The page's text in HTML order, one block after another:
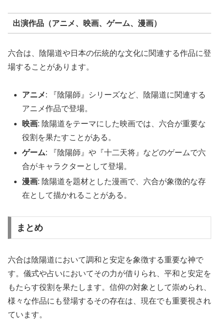
出演作品（アニメ、映画、ゲーム、漫画）
六合は、陰陽道や日本の伝統的な文化に関連する作品に登
場することがあります。
アニメ: 『陰陽師』シリーズなど、陰陽道に関連する
アニメ作品で登場。
映画: 陰陽道をテーマにした映画では、六合が重要な
役割を果たすことがある。
ゲーム: 『陰陽師』や『十二天将』などのゲームで六
合がキャラクターとして登場。
漫画: 陰陽道を題材とした漫画で、六合が象徴的な存
在として描かれることがある。
まとめ
六合は陰陽道において調和と安定を象徴する重要な神で
す。儀式や占いにおいてその力が借りられ、平和と安定を
もたらす役割を果たします。信仰の対象として崇められ、
様々な作品にも登場するその存在は、現在でも重要視され
ています。